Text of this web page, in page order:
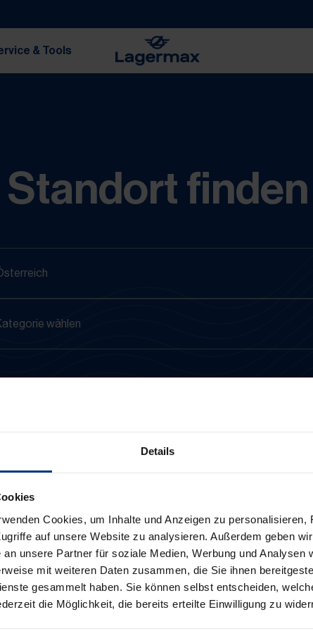
Details
Cookies, um Inhalte und Anzeigen zu personalisieren,
auf unsere Website zu analysieren. Außerdem geben
unsere Partner für soziale Medien, Werbung und Analysen
mit weiteren Daten zusammen, die Sie ihnen
gesammelt haben. Sie können selbst entscheiden,
die Möglichkeit, die bereits erteilte Einwilligung zu
& Tools
Standort finden